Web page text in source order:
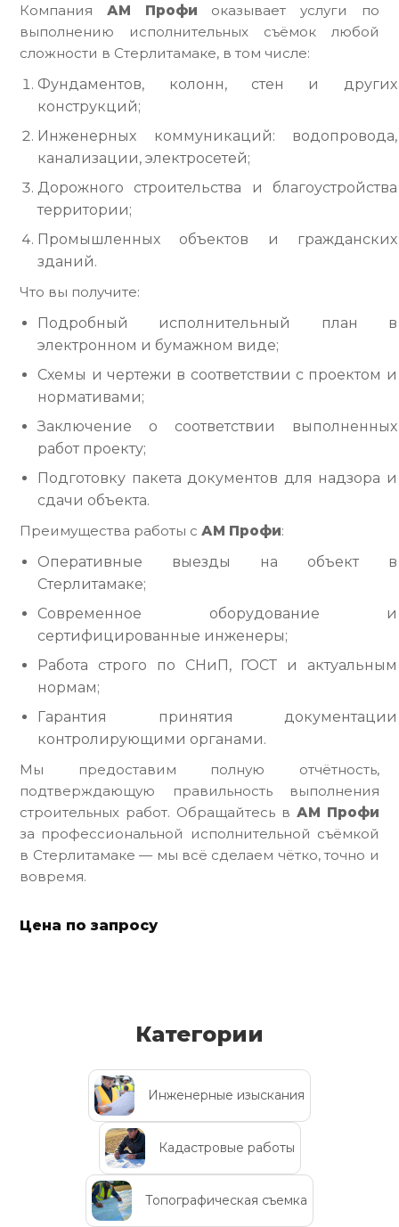
КомпанияАМ Профи оказывает услуги по
выполнению исполнительных съёмок любой
сложности в Стерлитамаке, в том числе:
Фундаментов, колонн, стен и других
конструкций;
Инженерных коммуникаций: водопровода,
канализации, электросетей;
Дорожного строительства и благоустройства
территории;
Промышленных объектов и гражданских
зданий.
Что вы получите:
Подробный исполнительный план в
электронном и бумажном виде;
Схемы и чертежи в соответствии с проектом и
нормативами;
Заключение о соответствии выполненных
работ проекту;
Подготовку пакета документов для надзора и
сдачи объекта.
Преимущества работы сАМ Профи:
Оперативные выезды на объект в
Стерлитамаке;
Современное оборудование и
сертифицированные инженеры;
Работа строго по СНиП, ГОСТ и актуальным
нормам;
Гарантия принятия документации
контролирующими органами.
Мы предоставим полную отчётность,
подтверждающую правильность выполнения
строительных работ. Обращайтесь в АМ Профи
за профессиональной исполнительной съёмкой
в Стерлитамаке — мы всё сделаем чётко, точно и
вовремя.
Цена по запросу
Категории
Инженерные изыскания
Кадастровые работы
Топографическая съемка